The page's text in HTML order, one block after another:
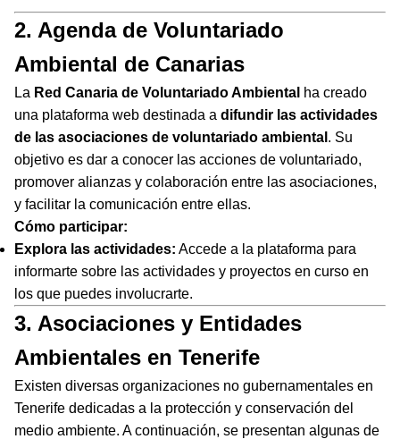
2. Agenda de Voluntariado
Ambiental de Canarias
La Red Canaria de Voluntariado Ambiental ha creado
una plataforma web destinada a difundir las actividades
de las asociaciones de voluntariado ambiental . Su
objetivo es dar a conocer las acciones de voluntariado,
promover alianzas y colaboración entre las asociaciones,
y facilitar la comunicación entre ellas.
Cómo participar:
Explora las actividades: Accede a la plataforma para
informarte sobre las actividades y proyectos en curso en
los que puedes involucrarte.
3. Asociaciones y Entidades
Ambientales en Tenerife
Existen diversas organizaciones no gubernamentales en
Tenerife dedicadas a la protección y conservación del
medio ambiente. A continuación, se presentan algunas de